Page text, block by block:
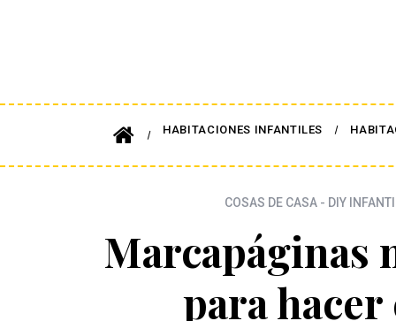
HABITACIONES INFANTILES
COSAS DE CASA - DIY
Marcapáginas
para